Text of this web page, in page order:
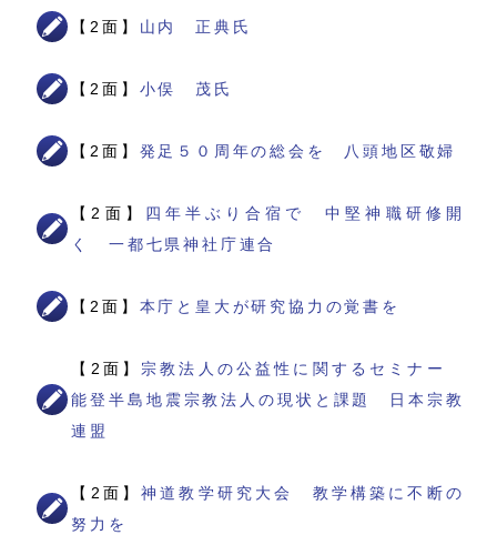
【2面】 山内 正典氏
【2面】 小俣 茂氏
【2面】 発足５０周年の総会を 八頭地区敬婦
【2面】 四年半ぶり合宿で 中堅神職研修開
く 一都七県神社庁連合
【2面】 本庁と皇大が研究協力の覚書を
【2面】 宗教法人の公益性に関するセミナー
能登半島地震宗教法人の現状と課題 日本宗教
連盟
【2面】神道教学研究大会 教学構築に不断の
努力を